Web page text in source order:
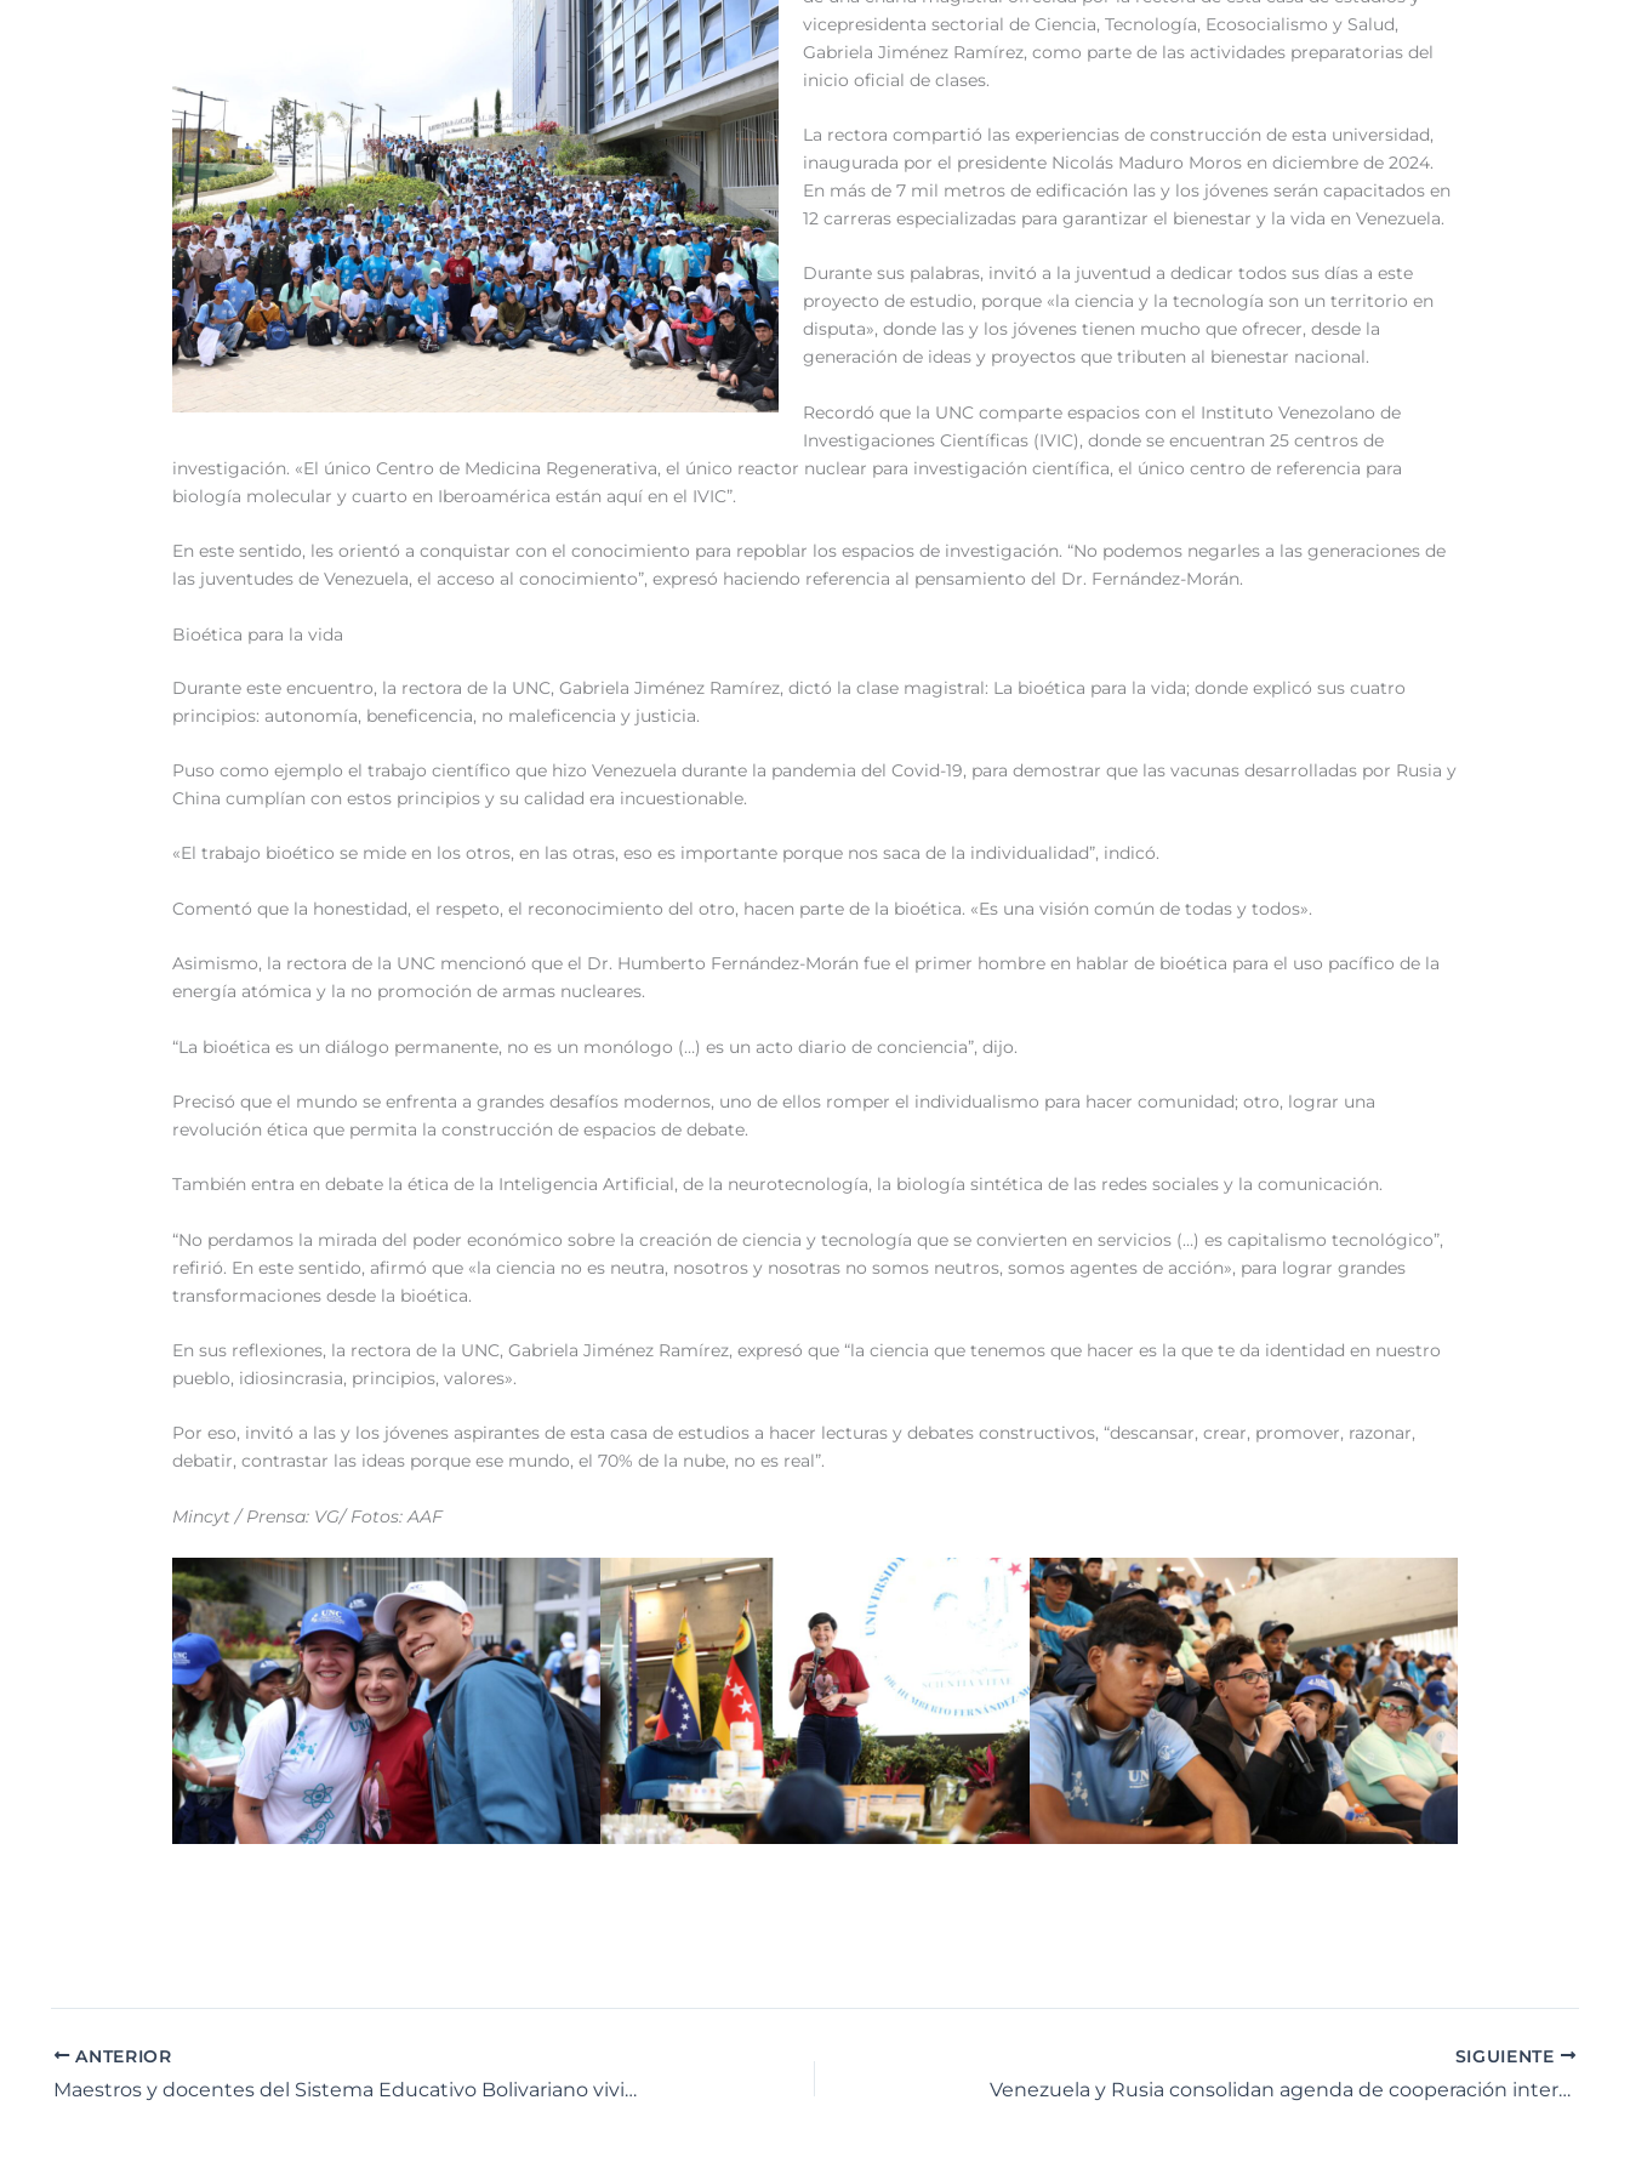
vicepresidenta sectorial de Ciencia, Tecnología, Ecosocialismo y Salud,
Gabriela Jiménez Ramírez, como parte de las actividades preparatorias del
inicio oficial de clases.
La rectora compartió las experiencias de construcción de esta universidad,
inaugurada por el presidente Nicolás Maduro Moros en diciembre de 2024.
En más de 7 mil metros de edificación las y los jóvenes serán capacitados en
12 carreras especializadas para garantizar el bienestar y la vida en Venezuela.
Durante sus palabras, invitó a la juventud a dedicar todos sus días a este
proyecto de estudio, porque «la ciencia y la tecnología son un territorio en
disputa», donde las y los jóvenes tienen mucho que ofrecer, desde la
generación de ideas y proyectos que tributen al bienestar nacional.
Recordó que la UNC comparte espacios con el Instituto Venezolano de
Investigaciones Científicas (IVIC), donde se encuentran 25 centros de
investigación. «El único Centro de Medicina Regenerativa, el único reactor nuclear para investigación científica, el único centro de referencia para
biología molecular y cuarto en Iberoamérica están aquí en el IVIC”.
En este sentido, les orientó a conquistar con el conocimiento para repoblar los espacios de investigación. “No podemos negarles a las generaciones de
las juventudes de Venezuela, el acceso al conocimiento”, expresó haciendo referencia al pensamiento del Dr. Fernández-Morán.
Bioética para la vida
Durante este encuentro, la rectora de la UNC, Gabriela Jiménez Ramírez, dictó la clase magistral: La bioética para la vida; donde explicó sus cuatro
principios: autonomía, beneficencia, no maleficencia y justicia.
Puso como ejemplo el trabajo científico que hizo Venezuela durante la pandemia del Covid-19, para demostrar que las vacunas desarrolladas por Rusia y
China cumplían con estos principios y su calidad era incuestionable.
«El trabajo bioético se mide en los otros, en las otras, eso es importante porque nos saca de la individualidad”, indicó.
Comentó que la honestidad, el respeto, el reconocimiento del otro, hacen parte de la bioética. «Es una visión común de todas y todos».
Asimismo, la rectora de la UNC mencionó que el Dr. Humberto Fernández-Morán fue el primer hombre en hablar de bioética para el uso pacífico de la
energía atómica y la no promoción de armas nucleares.
“La bioética es un diálogo permanente, no es un monólogo (…) es un acto diario de conciencia”, dijo.
Precisó que el mundo se enfrenta a grandes desafíos modernos, uno de ellos romper el individualismo para hacer comunidad; otro, lograr una
revolución ética que permita la construcción de espacios de debate.
También entra en debate la ética de la Inteligencia Artificial, de la neurotecnología, la biología sintética de las redes sociales y la comunicación.
“No perdamos la mirada del poder económico sobre la creación de ciencia y tecnología que se convierten en servicios (…) es capitalismo tecnológico”,
refirió. En este sentido, afirmó que «la ciencia no es neutra, nosotros y nosotras no somos neutros, somos agentes de acción», para lograr grandes
transformaciones desde la bioética.
En sus reflexiones, la rectora de la UNC, Gabriela Jiménez Ramírez, expresó que “la ciencia que tenemos que hacer es la que te da identidad en nuestro
pueblo, idiosincrasia, principios, valores».
Por eso, invitó a las y los jóvenes aspirantes de esta casa de estudios a hacer lecturas y debates constructivos, “descansar, crear, promover, razonar,
debatir, contrastar las ideas porque ese mundo, el 70% de la nube, no es real”.
Mincyt / Prensa: VG/ Fotos: AAF
ANTERIOR
Maestros y docentes del Sistema Educativo Bolivariano vivieron un “Encuentro con la Ciencia”
SIGUIENTE
Venezuela y Rusia consolidan agenda de cooperación internacional en materia de ciencia y tecnología